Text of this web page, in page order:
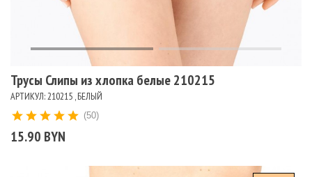
Трусы Слипы из хлопка белые 210215
АРТИКУЛ: 210215 , БЕЛЫЙ
15.90 BYN
(50)